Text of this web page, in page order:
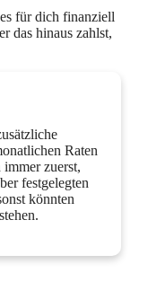
für dich finanziell
das hinaus zahlst,
Raten
zuerst,
festgelegten
könnten